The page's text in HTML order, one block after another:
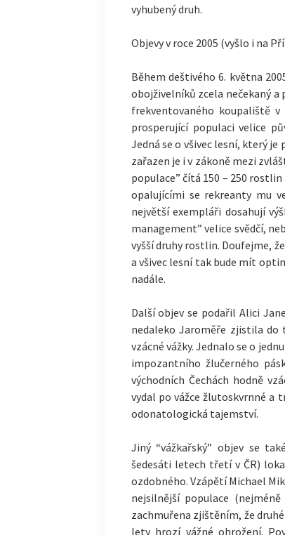
vyhubený druh.
Objevy v roce 2005 (vyšlo i na
Během deštivého 6. května
obojživelníků zcela nečekaný
frekventovaného koupaliště
prosperující populaci velice
Jedná se o všivec lesní, který je
zařazen je i v zákoně mezi
populace” čítá 150 – 250
opalujícími se rekreanty mu
největší exempláři dosahují
management” velice svědčí,
vyšší druhy rostlin. Doufejme,
a všivec lesní tak bude mít
nadále.
Další objev se podařil Alici
nedaleko Jaroměře zjistila do
vzácné vážky. Jednalo se o
impozantního žlučerného
východních Čechách hodně
vydal po vážce žlutoskvrnné a
odonatologická tajemství.
Jiný “vážkařský” objev se
šedesáti letech třetí v ČR)
ozdobného. Vzápětí Michael
nejsilnější populace
zachmuřena zjištěním, že
lety hrozí vážné ohrožení.